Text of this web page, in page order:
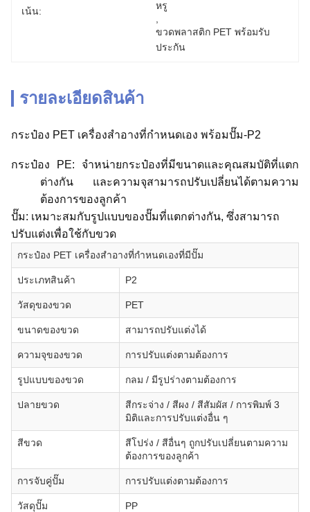
เน้น:
หรู
ขวดพลาสติก PET พร้อมรับ
ประกัน
รายละเอียดสินค้า
กระป๋อง PET เครื่องสําอางที่กําหนดเอง พร้อมปั๊ม-P2
กระป๋อง PE: จําหน่ายกระป๋องที่มีขนาดและคุณสมบัติที่แตก
ต่างกัน และความจุสามารถปรับเปลี่ยนได้ตามความ
ต้องการของลูกค้า
ปั๊ม: เหมาะสมกับรูปแบบของปั๊มที่แตกต่างกัน, ซึ่งสามารถ
ปรับแต่งเพื่อใช้กับขวด
กระป๋อง PET เครื่องสําอางที่กําหนดเองที่มีปั๊ม
ประเภทสินค้า P2
วัสดุของขวด PET
ขนาดของขวด สามารถปรับแต่งได้
ความจุของขวด การปรับแต่งตามต้องการ
รูปแบบของขวด กลม / มีรูปร่างตามต้องการ
ปลายขวด
สีกระจ่าง / สีผง / สีสัมผัส / การพิมพ์ 3
มิติและการปรับแต่งอื่น ๆ
สีขวด
สีโปร่ง / สีอื่นๆ ถูกปรับเปลี่ยนตามความ
ต้องการของลูกค้า
การจับคู่ปั๊ม การปรับแต่งตามต้องการ
วัสดุปั๊ม PP